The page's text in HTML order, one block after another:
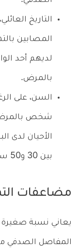
التاريخ
المصابين
لديهم أحد
بالمرض.
السن، على
شخص بالمرض
الأحيان لدى
بين 30 و50 سنة.
مضاعفات
يعاني نسبة
المفاصل الصدفي